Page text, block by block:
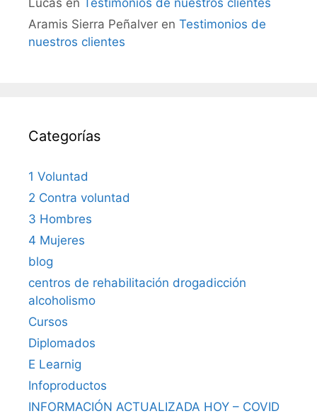
Aramis Sierra Peñalver en Testimonios de
nuestros clientes
Categorías
1 Voluntad
2 Contra voluntad
3 Hombres
4 Mujeres
blog
centros de rehabilitación drogadicción
alcoholismo
Cursos
Diplomados
E Learnig
Infoproductos
INFORMACIÓN ACTUALIZADA HOY – COVID